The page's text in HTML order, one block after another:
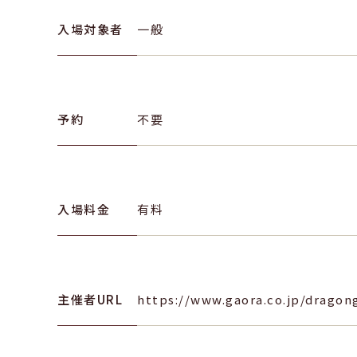
入場対象者 一般
予約 不要
入場料金 有料
主催者URL https://www.gaora.co.jp/